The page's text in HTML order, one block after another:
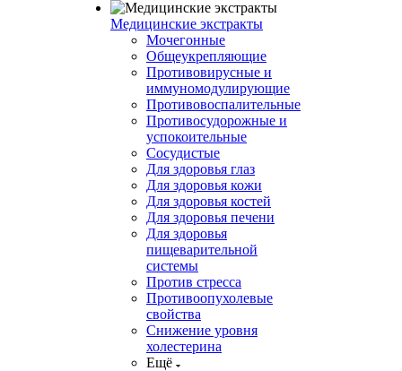
Медицинские экстракты
Мочегонные
Общеукрепляющие
Противовирусные и
иммуномодулирующие
Противовоспалительные
Противосудорожные и
успокоительные
Сосудистые
Для здоровья глаз
Для здоровья кожи
Для здоровья костей
Для здоровья печени
Для здоровья
пищеварительной
системы
Против стресса
Противоопухолевые
свойства
Снижение уровня
холестерина
Ещё